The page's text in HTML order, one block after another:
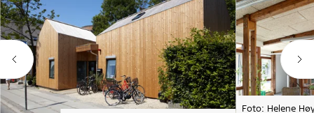
Foto: Helene